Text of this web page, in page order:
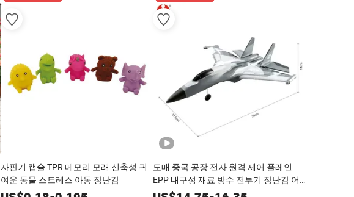
자판기 캡슐 TPR 메모리 모래 신축성 귀
여운 동물 스트레스 아동 장난감
도매 중국 공장 전자 원격 제어 플레인
EPP 내구성 재료 방수 전투기 장난감 어
린이 RC 항공기 취미 장난감 충전식 배터